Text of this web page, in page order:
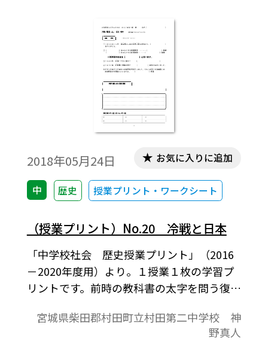
2018年05月24日
中 歴史 授業プリント・ワークシート
お気に入りに追加
（授業プリント）No.20 冷戦と日本
「中学校社会 歴史授業プリント」（2016
－2020年度用）より。１授業１枚の学習プ
リントです。前時の教科書の太字を問う復習
と授業の板書の記入欄が表面の内容です。教
科書の授業課題をもとにした作文記入欄，
宮城県柴田郡村田町立村田第二中学校 神
野真人